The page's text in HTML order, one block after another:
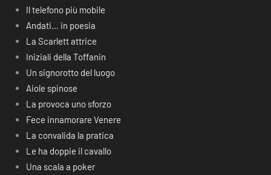
Il telefono più mobile
Andati… in poesia
La Scarlett attrice
Iniziali della Toffanin
Un signorotto del luogo
Aiole spinose
La provoca uno sforzo
Fece innamorare Venere
La convalida la pratica
Le ha doppie il cavallo
Una scala a poker